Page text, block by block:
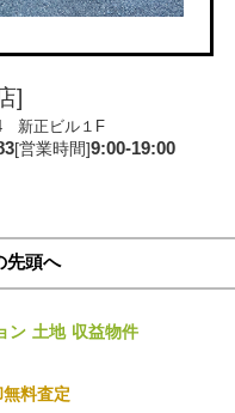
]
新正ビル１F
[営業時間]9:00-19:00
先頭へ
ン 土地 収益物件
料査定